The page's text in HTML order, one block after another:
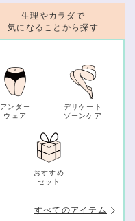
アンダー
ウェア
デリケート
ゾーンケア
おすすめ
セット
すべてのアイテム
生理やカラダで
気になることから探す